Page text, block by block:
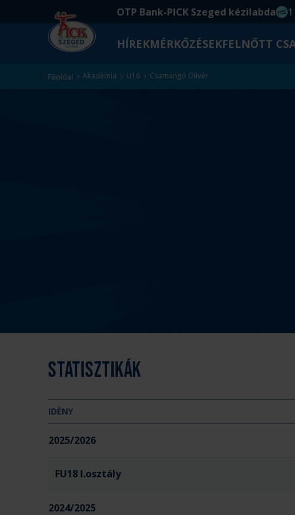
OTP Bank-PICK Szeged kézilabda 1
HÍREKMÉRKŐZÉSEKFELNŐTT
Főoldal Akadémia U16 Csamangó Olivér
Statisztikák
IDÉNY
2025/2026
FU18 I.osztály
2024/2025